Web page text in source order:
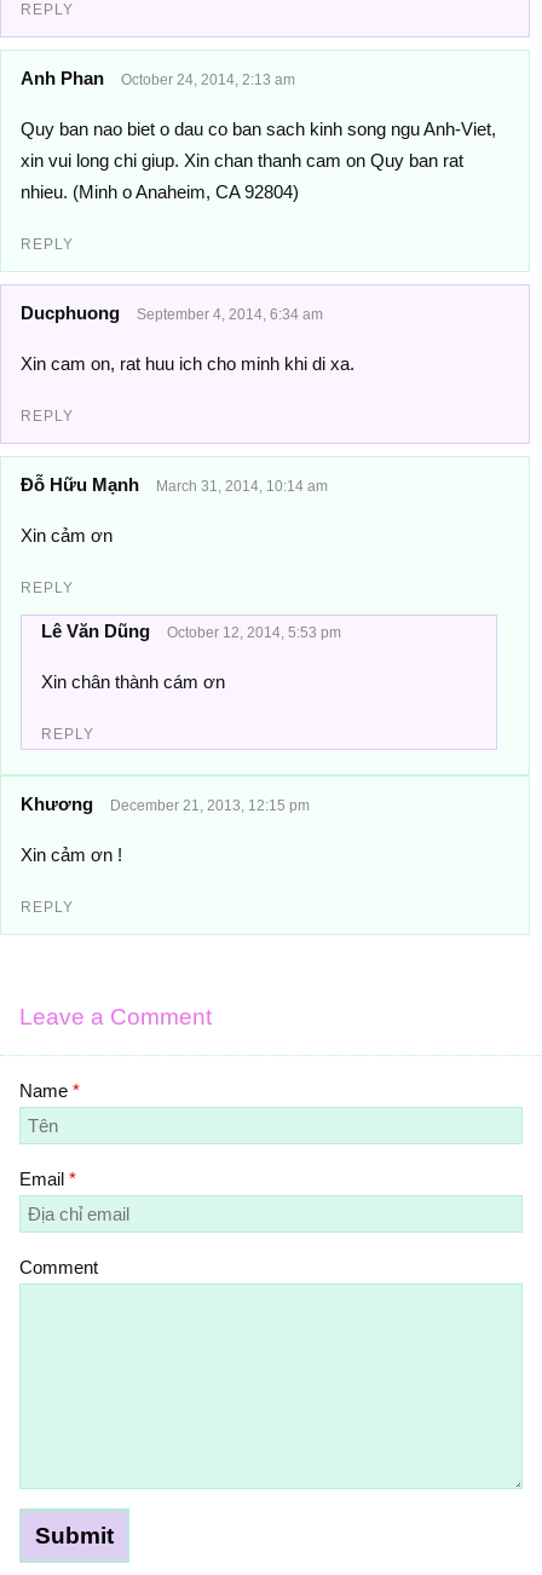
REPLY
Anh Phan October 24, 2014, 2:13 am
Quy ban nao biet o dau co ban sach kinh song ngu Anh-Viet,
xin vui long chi giup. Xin chan thanh cam on Quy ban rat
nhieu. (Minh o Anaheim, CA 92804)
REPLY
Ducphuong September 4, 2014, 6:34 am
Xin cam on, rat huu ich cho minh khi di xa.
REPLY
Đỗ Hữu Mạnh March 31, 2014, 10:14 am
Xin cảm ơn
REPLY
Lê Văn Dũng October 12, 2014, 5:53 pm
Xin chân thành cám ơn
REPLY
Khương December 21, 2013, 12:15 pm
Xin cảm ơn !
REPLY
Leave a Comment
Name *
Email *
Comment